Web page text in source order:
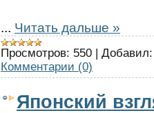
... Читать дальше »
Просмотров: 550 | Добавил:
Комментарии (0)
Японский